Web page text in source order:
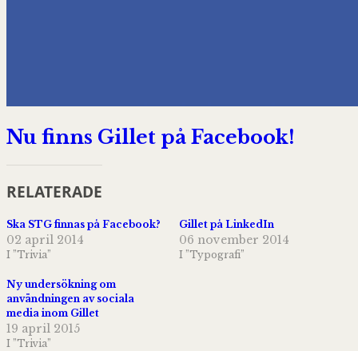
Nu finns Gillet på Facebook!
RELATERADE
Ska STG finnas på Facebook?
02 april 2014
I ”Trivia”
Gillet på LinkedIn
06 november 2014
I ”Typografi”
Ny undersökning om
användningen av sociala
media inom Gillet
19 april 2015
I ”Trivia”